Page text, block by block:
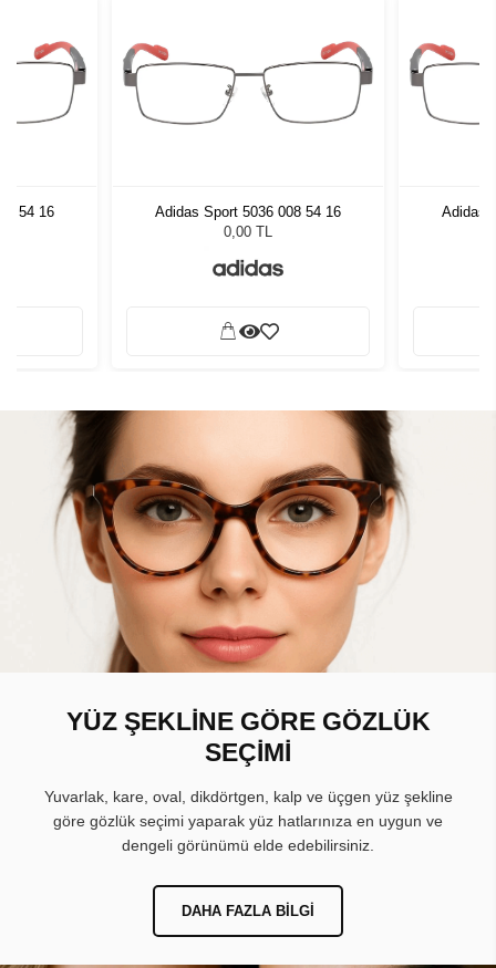
54 16
Adidas Sport 5036 008 54 16
0,00 TL
Adidas
YÜZ ŞEKLİNE GÖRE GÖZLÜK
SEÇİMİ
Yuvarlak, kare, oval, dikdörtgen, kalp ve üçgen yüz şekline
göre gözlük seçimi yaparak yüz hatlarınıza en uygun ve
dengeli görünümü elde edebilirsiniz.
DAHA FAZLA BILGI